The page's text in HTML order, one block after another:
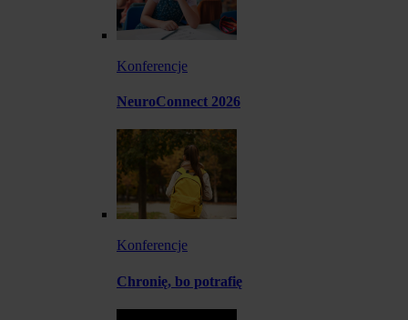
Konferencje
NeuroConnect 2026
Konferencje
Chronię, bo potrafię